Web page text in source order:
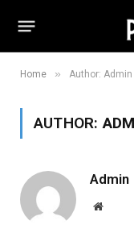
Home » Author: Admin
AUTHOR:
Admin
Website